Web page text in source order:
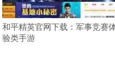
和平精英官网下载：军事竞赛
验类手游